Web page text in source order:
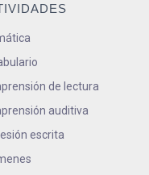
de lectura
auditiva
escrita